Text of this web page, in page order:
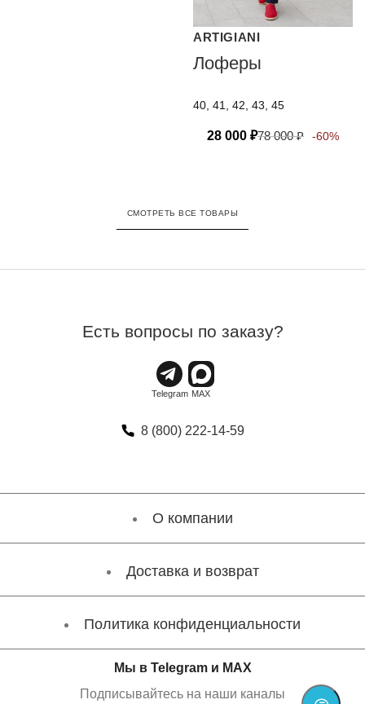
ARTIGIANI
Лоферы
40, 41, 42, 43, 45
28 000 ₽78 000₽ -60%
СМОТРЕТЬ ВСЕ ТОВАРЫ
Есть вопросы по заказу?
8 (800) 222-14-59
О компании
Доставка и возврат
Политика конфиденциальности
Мы в Telegram и MAX
Подписывайтесь на наши каналы